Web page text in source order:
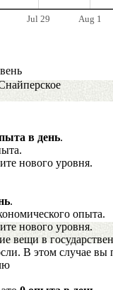
Jul 29 Aug 1
в день.
нового уровня.
.
опыта.
нового уровня.
в
В этом случае вы